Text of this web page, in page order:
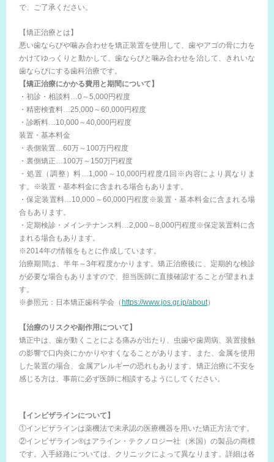
で、ご了承ください。
【矯正治療とは】
悪い歯ならびや噛み合わせを矯正装置を使用して、歯やアゴの骨に力を
かけてゆっくりと動かして、歯ならびと噛み合わせを治して、きれいな
歯ならびにする歯科治療です。
【矯正治療にかかる費用と期間について】
・初診・相談料…0～5,000円程度
・精密検査料…25,000～60,000円程度
・診断料…10,000～40,000円程度
装置・基本料金
・表側装置…60万～100万円程度
・裏側矯正…100万～150万円程度
・処置（調整）料…1,000～10,000円程度/1回※内容により異なりま
す。※装置・基本料金に含まれる場合もあります。
・保定装置料…10,000～60,000円程度※装置・基本料金に含まれる場
合もあります。
・定期検診・メインテナンス料…2,000～8,000円程度※保定装置料に含
まれる場合もあります。
※2014年の情報をもとに作成しています。
治療期間は、半年～3年程度かかります。矯正治療後に、定期的な検診
が必要な場合もありますので、担当医師に直接確認することが望まれま
す。
※参照元：日本矯正歯科学会（ https://www.jos.gr.jp/about）
【治療のリスクや副作用について】
矯正中は、歯が動くことによる痛みが出たり、虫歯や歯周病、装置接触
の影響で口内炎にかかりやすくなることがあります。また、金属を使用
した装置の場合、金属アレルギーの恐れもあります。矯正治療に不安を
感じる方は、事前に必ず医師に相談するようにしてください。
【インビザラインについて】
①インビザラインは薬機法で未承認の医療機器を用いた矯正方法です。
②インビザライン®はアライン・テクノロジー社（米国）の製品の商標
です。入手経路については、クリニックによって異なります。詳細は各